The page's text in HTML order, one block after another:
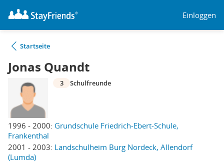
Einloggen
Startseite
Jonas Quandt
1996 - 2000: Grundschule Friedrich-Ebert-Schule,
Frankenthal
2001 - 2003: Landschulheim Burg Nordeck, Allendorf
(Lumda)
3 Schulfreunde